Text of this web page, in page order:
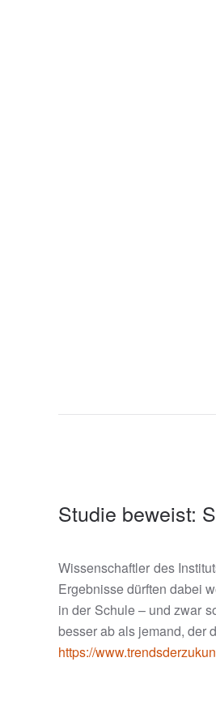
Studie beweist:
Wissenschaftler des
Ergebnisse dürften dabei
in der Schule – und zwar
besser ab als jemand, der
https://